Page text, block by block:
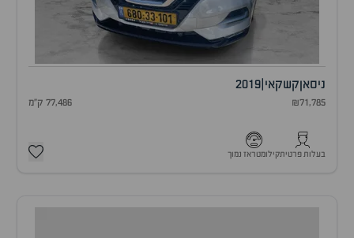
ניסאןקשקאי 2019
₪71,785 77,486 ק"מ
בעלות פרטיתקילומטראז נמוך